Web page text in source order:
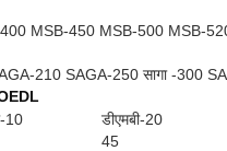
MSB-450 MSB-500 MSB-
210 SAGA-250 सागा -300
10
डीएमबी-20
45